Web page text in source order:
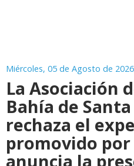
Miércoles, 05 de Agosto de 2026
La Asociación
Bahía de
rechaza el
promovido por
anuncia la